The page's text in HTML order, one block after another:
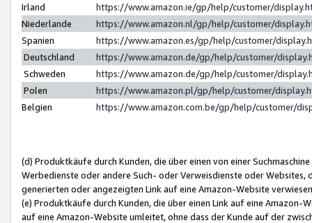
Irland
https://www.amazon.ie/gp/help/customer/
Niederlande
https://www.amazon.nl/gp/help/customer/
Spanien
https://www.amazon.es/gp/help/customer/
Deutschland
https://www.amazon.de/gp/help/customer/
Schweden
https://www.amazon.de/gp/help/customer/
Polen
https://www.amazon.pl/gp/help/customer/
Belgien
https://www.amazon.com.be/gp/help/customer/
(d) Produktkäufe durch Kunden, die über einen von einer
Werbedienste oder andere Such- oder Verweisdienste oder Websites,
generierten oder angezeigten Link auf eine Amazon-Website
(e) Produktkäufe durch Kunden, die über einen Link auf eine
auf eine Amazon-Website umleitet, ohne dass der Kunde auf der